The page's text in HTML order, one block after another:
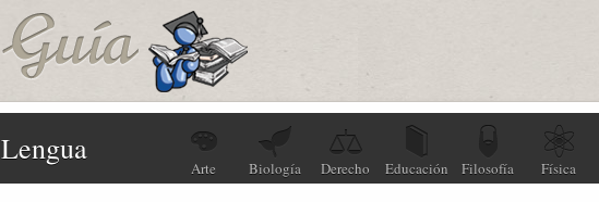
Lengua
Arte Biología Derecho Educación Filosofía Física